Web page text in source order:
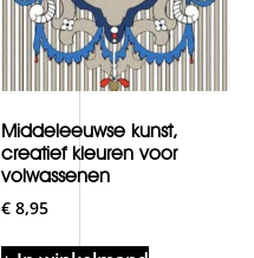
Middeleeuwse kunst,
creatief kleuren voor
volwassenen
€ 8,95